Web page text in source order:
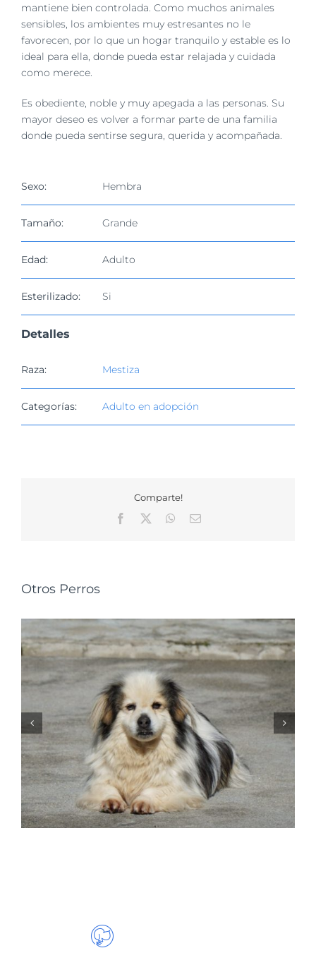
mantiene bien controlada. Como muchos animales
sensibles, los ambientes muy estresantes no le
favorecen, por lo que un hogar tranquilo y estable es lo
ideal para ella, donde pueda estar relajada y cuidada
como merece.
Es obediente, noble y muy apegada a las personas. Su
mayor deseo es volver a formar parte de una familia
donde pueda sentirse segura, querida y acompañada.
Sexo: Hembra
Tamaño: Grande
Edad: Adulto
Esterilizado: Si
Detalles
Raza: Mestiza
Categorías: Adulto en adopción
Comparte!
Facebook
WhatsApp
Correo
Otros Perros
CASELA